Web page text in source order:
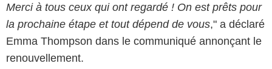
Merci à tous ceux qui ont regardé ! On est prêts pour
la prochaine étape et tout dépend de vous," a déclaré
Emma Thompson dans le communiqué annonçant le
renouvellement.